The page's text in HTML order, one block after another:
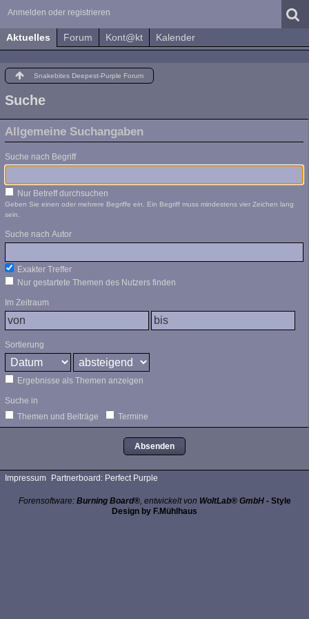
Anmelden oder registrieren
Aktuelles Forum Kont@kt Kalender
Snakebites Deepest-Purple Forum
Suche
Allgemeine Suchangaben
Suche nach Begriff
Nur Betreff durchsuchen
Geben Sie einen oder mehrere Begriffe ein. Ein Begriff muss mindestens vier Zeichen lang
sein.
Suche nach Autor
Exakter Treffer
Nur gestartete Themen des Nutzers finden
Im Zeitraum
Sortierung
Ergebnisse als Themen anzeigen
Suche in
Themen und Beiträge
Termine
Impressum Partnerboard: Perfect Purple
Forensoftware: Burning Board®, entwickelt von WoltLab® GmbH